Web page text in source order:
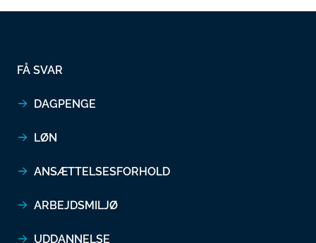
FÅ SVAR
DAGPENGE
LØN
ANSÆTTELSESFORHOLD
ARBEJDSMILJØ
UDDANNELSE